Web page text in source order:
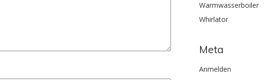
Warmwasserboiler
Whirlator
Meta
Anmelden